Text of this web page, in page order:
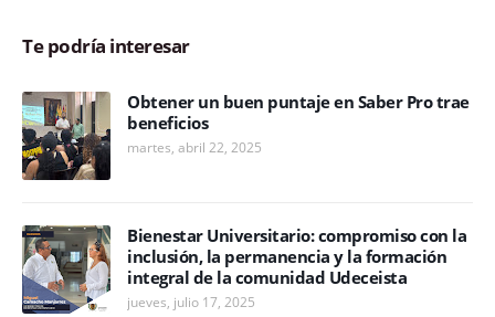
Te podría interesar
Obtener un buen puntaje en Saber Pro trae
beneficios
martes, abril 22, 2025
Bienestar Universitario: compromiso con la
inclusión, la permanencia y la formación
integral de la comunidad Udeceista
jueves, julio 17, 2025